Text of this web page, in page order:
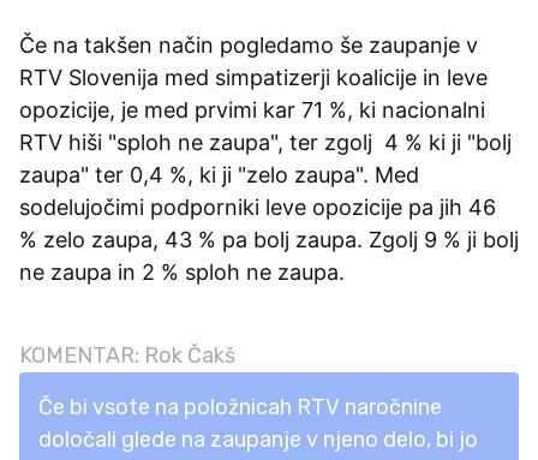
Če na takšen način pogledamo še zaupanje v
RTV Slovenija med simpatizerji koalicije in leve
opozicije, je med prvimi kar 71 %, ki nacionalni
RTV hiši "sploh ne zaupa", ter zgolj 4 % ki ji "bolj
zaupa" ter 0,4 %, ki ji "zelo zaupa". Med
sodelujočimi podporniki leve opozicije pa jih 46
% zelo zaupa, 43 % pa bolj zaupa. Zgolj 9 % ji bolj
ne zaupa in 2 % sploh ne zaupa.
KOMENTAR: Rok Čakš
Če bi vsote na položnicah RTV naročnine
določali glede na zaupanje v njeno delo, bi jo